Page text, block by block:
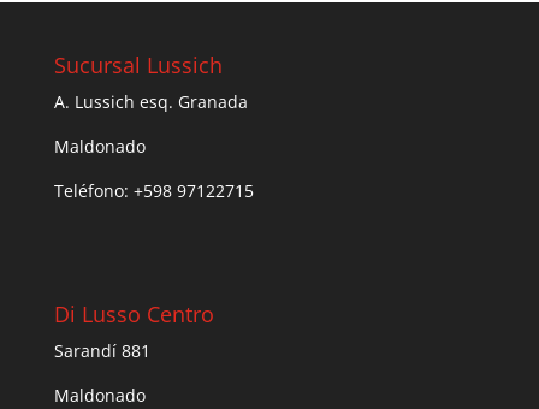
Sucursal Lussich
A. Lussich esq. Granada
Maldonado
Teléfono: +598 97122715
Di Lusso Centro
Sarandí 881
Maldonado